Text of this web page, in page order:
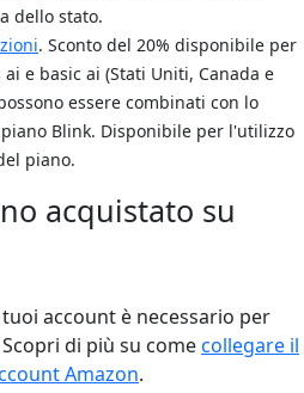
dello stato.
. Sconto del 20% disponibile per
e basic ai (Stati Uniti, Canada e
essere combinati con lo
Blink. Disponibile per l'utilizzo
piano.
acquistato su
account è necessario per
di più su comecollegare il
Amazon.